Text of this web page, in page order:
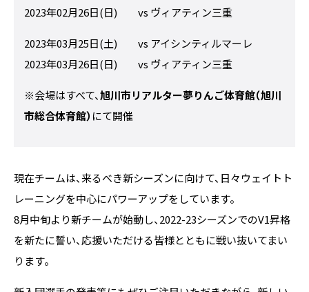
2023年02月26日(日) vs ヴィアティン三重
2023年03月25日(土) vs アイシンティルマーレ
2023年03月26日(日) vs ヴィアティン三重
※会場はすべて、旭川市リアルター夢りんご体育館（旭川
市総合体育館） にて開催
現在チームは、来るべき新シーズンに向けて、日々ウェイトト
レーニングを中心にパワーアップをしています。
8月中旬より新チームが始動し、2022-23シーズンでのV1昇格
を新たに誓い、応援いただける皆様とともに戦い抜いてまい
ります。